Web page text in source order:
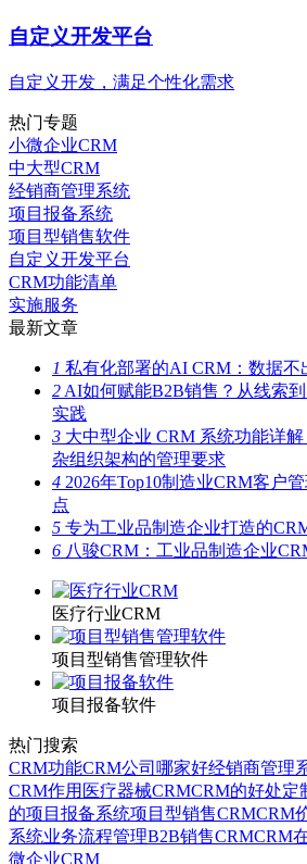
自定义开发平台
自定义开发，满足个性化需求
热门专题
小微企业CRM
中大型CRM
经销商管理系统
项目报备系统
项目型销售软件
自定义开发平台
CRM功能清单
实施服务
最新文章
1 私有化部署的AI CRM：数据不
2 AI如何赋能B2B销售？从线索
实践
3 大中型企业 CRM 系统功能详
杂组织架构的管理要求
4 2026年Top10制造业CRM客户
点
5 专为工业品制造企业打造的
6 八骏CRM：工业品制造企业
医疗行业CRM
项目型销售管理软件
项目报备软件
热门搜索
CRM功能CRM公司哪家好经销商管理
CRM作用 医疗器械CRMCRM的好处定
的项目报备系统项目型销售CRMCRM
系统业务流程管理B2B销售CRMCRM
微企业CRM